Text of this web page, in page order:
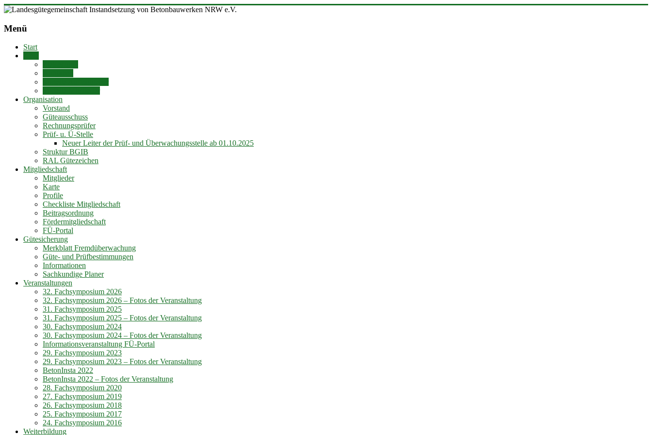
Zum
springen
Instandsetzung
Betonbauwerken
NRW
Menü
Start
Organisation
Vorstand
Güteausschuss
Rechnungsprüfer
Prüf- u. Ü-Stelle
Neuer Leiter der Prüf- und Überwachungsstelle ab 01.10.2025
Struktur BGIB
RAL Gütezeichen
Mitgliedschaft
Mitglieder
Karte
Profile
Checkliste Mitgliedschaft
Beitragsordnung
Fördermitgliedschaft
FÜ-Portal
Gütesicherung
Merkblatt Fremdüberwachung
Güte- und Prüfbestimmungen
Informationen
Sachkundige Planer
Veranstaltungen
32. Fachsymposium 2026
32. Fachsymposium 2026 – Fotos der Veranstaltung
31. Fachsymposium 2025
31. Fachsymposium 2025 – Fotos der Veranstaltung
30. Fachsymposium 2024
30. Fachsymposium 2024 – Fotos der Veranstaltung
Informationsveranstaltung FÜ-Portal
29. Fachsymposium 2023
29. Fachsymposium 2023 – Fotos der Veranstaltung
BetonInsta 2022
BetonInsta 2022 – Fotos der Veranstaltung
28. Fachsymposium 2020
27. Fachsymposium 2019
26. Fachsymposium 2018
25. Fachsymposium 2017
24. Fachsymposium 2016
Weiterbildung